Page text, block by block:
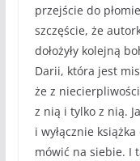
przejście do
szczęście, że
dołożyły kolejną
Darii, która jest
że z
z nią i tylko z nią.
i wyłącznie
mówić na siebie. I